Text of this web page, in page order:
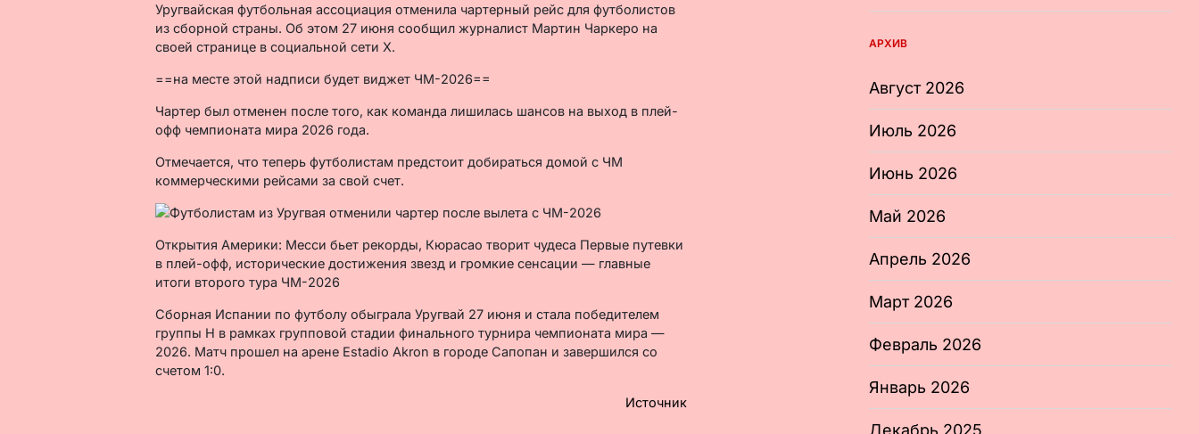
Уругвайская футбольная ассоциация отменила чартерный рейс для футболистов
из сборной страны. Об этом 27 июня сообщил журналист Мартин Чаркеро на
своей странице в социальной сети X.
==на месте этой надписи будет виджет ЧМ-2026==
Чартер был отменен после того, как команда лишилась шансов на выход в плей-
офф чемпионата мира 2026 года.
Отмечается, что теперь футболистам предстоит добираться домой с ЧМ
коммерческими рейсами за свой счет.
Открытия Америки: Месси бьет рекорды, Кюрасао творит чудеса Первые путевки
в плей-офф, исторические достижения звезд и громкие сенсации — главные
итоги второго тура ЧМ-2026
Сборная Испании по футболу обыграла Уругвай 27 июня и стала победителем
группы Н в рамках групповой стадии финального турнира чемпионата мира —
2026. Матч прошел на арене Estadio Akron в городе Сапопан и завершился со
счетом 1:0.
Источник
АРХИВ
Август 2026
Июль 2026
Июнь 2026
Май 2026
Апрель 2026
Март 2026
Февраль 2026
Январь 2026
Декабрь 2025